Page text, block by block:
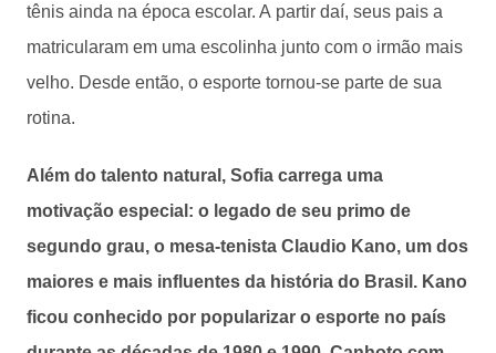
tênis ainda na época escolar. A partir daí, seus pais a
matricularam em uma escolinha junto com o irmão mais
velho. Desde então, o esporte tornou-se parte de sua
rotina.
Além do talento natural, Sofia carrega uma
motivação especial: o legado de seu primo de
segundo grau, o mesa-tenista Claudio Kano, um dos
maiores e mais influentes da história do Brasil. Kano
ficou conhecido por popularizar o esporte no país